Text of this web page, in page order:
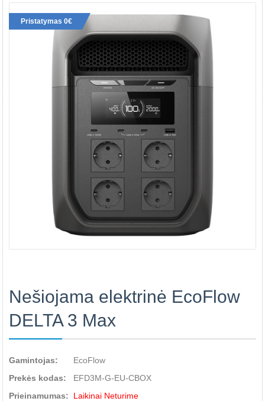
Pristatymas 0€
Nešiojama elektrinė EcoFlow
DELTA 3 Max
Gamintojas:
EcoFlow
Prekės kodas:
EFD3M-G-EU-CBOX
Prieinamumas:
Laikinai Neturime